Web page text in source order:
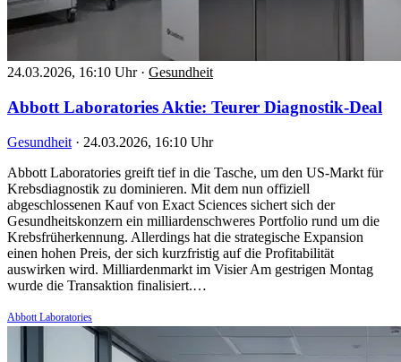
24.03.2026, 16:10 Uhr · Gesundheit
Abbott Laboratories Aktie: Teurer Diagnostik-Deal
Gesundheit · 24.03.2026, 16:10 Uhr
Abbott Laboratories greift tief in die Tasche, um den US-Markt für
Krebsdiagnostik zu dominieren. Mit dem nun offiziell
abgeschlossenen Kauf von Exact Sciences sichert sich der
Gesundheitskonzern ein milliardenschweres Portfolio rund um die
Krebsfrüherkennung. Allerdings hat die strategische Expansion
einen hohen Preis, der sich kurzfristig auf die Profitabilität
auswirken wird. Milliardenmarkt im Visier Am gestrigen Montag
wurde die Transaktion finalisiert.…
Abbott Laboratories